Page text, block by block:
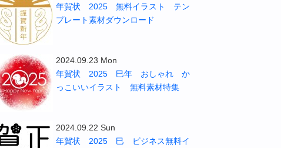
年賀状 2025 無料イラスト テン
プレート素材ダウンロード
2024.09.23 Mon
年賀状 2025 巳年 おしゃれ か
っこいいイラスト 無料素材特集
2024.09.22 Sun
年賀状 2025 巳 ビジネス無料イ